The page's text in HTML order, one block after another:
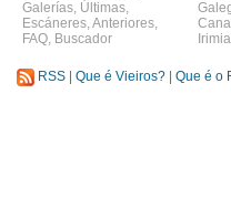
Galerías, Últimas,
Escáneres,Anteriores,
FAQ, Buscador
Irimia
RSS Que é Vieiros? Que é o